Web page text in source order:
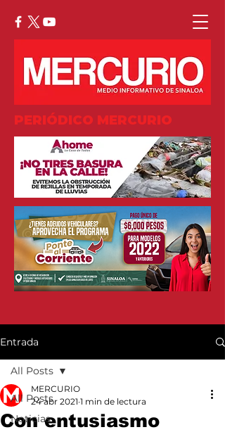
PERIÓDICO MERCURIO
Entrada
All Posts
Noticias
All Posts
Con entusiasmo
MERCURIO
24 abr 2021 1 min de lectura